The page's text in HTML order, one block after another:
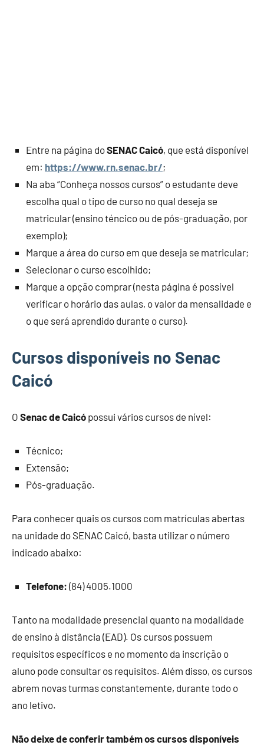
Entre na página doSENAC Caicó, que está disponível
em: https://www.rn.senac.br/;
Na aba “Conheça nossos cursos” o estudante deve
escolha qual o tipo de curso no qual deseja se
matricular (ensino téncico ou de pós-graduação, por
exemplo);
Marque a área do curso em que deseja se matricular;
Selecionar o curso escolhido;
Marque a opção comprar (nesta página é possível
verificar o horário das aulas, o valor da mensalidade e
o que será aprendido durante o curso).
Cursos disponíveis no Senac
Caicó
O Senac de Caicó possui vários cursos de nível:
Técnico;
Extensão;
Pós-graduação.
Para conhecer quais os cursos com matrículas abertas
na unidade do SENAC Caicó, basta utilizar o número
indicado abaixo:
Telefone: (84) 4005.1000
Tanto na modalidade presencial quanto na modalidade
de ensino à distância (EAD). Os cursos possuem
requisitos específicos e no momento da inscrição o
aluno pode consultar os requisitos. Além disso, os cursos
abrem novas turmas constantemente, durante todo o
ano letivo.
Não deixe de conferir também os cursos disponíveis